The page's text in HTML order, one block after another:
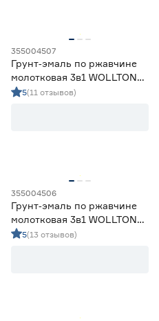
355004507
Грунт‑эмаль по ржавчине
молотковая 3в1 WOLLTON
шоколадная 0,9 кг
5(11 отзывов)
355004506
Грунт‑эмаль по ржавчине
молотковая 3в1 WOLLTON
светло‑серая 0,9 кг
5(13 отзывов)